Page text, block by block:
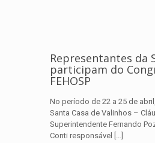
Representantes da
participam do
FEHOSP
No período de 22 a 25 de
Santa Casa de Valinhos –
Superintendente Fernando
Conti responsável
[…]